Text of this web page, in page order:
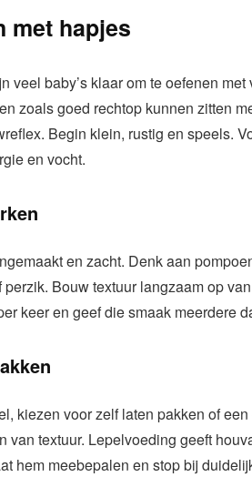
met hapjes
veel baby’s klaar om te oefenen
zoals goed rechtop kunnen zitten
Begin klein, rustig en speels.
en vocht.
en zacht. Denk aan
Bouw textuur langzaam op
keer en geef die smaak meerdere
kiezen voor zelf laten pakken of
van textuur. Lepelvoeding geeft
hem meebepalen en stop bij